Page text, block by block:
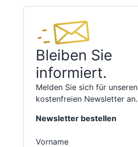
Bleiben Sie
informiert.
Melden Sie sich für unseren
kostenfreien Newsletter an.